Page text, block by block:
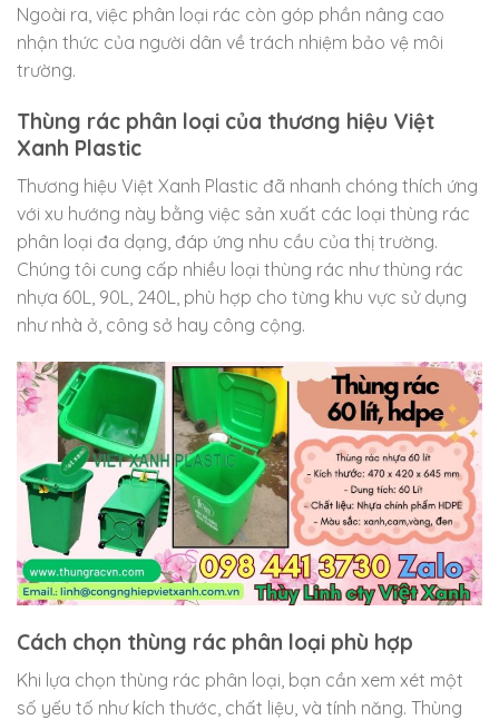
Ngoài ra, việc phân loại rác còn góp phần nâng cao
nhận thức của người dân về trách nhiệm bảo vệ môi
trường.
Thùng rác phân loại của thương hiệu Việt
Xanh Plastic
Thương hiệu Việt Xanh Plastic đã nhanh chóng thích ứng
với xu hướng này bằng việc sản xuất các loại thùng rác
phân loại đa dạng, đáp ứng nhu cầu của thị trường.
Chúng tôi cung cấp nhiều loại thùng rác như thùng rác
nhựa 60L, 90L, 240L, phù hợp cho từng khu vực sử dụng
như nhà ở, công sở hay công cộng.
Cách chọn thùng rác phân loại phù hợp
Khi lựa chọn thùng rác phân loại, bạn cần xem xét một
số yếu tố như kích thước, chất liệu, và tính năng. Thùng